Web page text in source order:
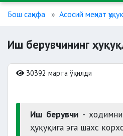
Бош саҳифа Асосий меҳнат
Иш берувчининг
30392 марта ўқилди
Иш берувчи -
ҳуқуқига эга шахс